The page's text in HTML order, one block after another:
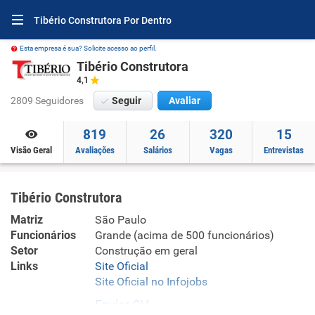
Tibério Construtora Por Dentro
Esta empresa é sua? Solicite acesso ao perfil.
Tibério Construtora
4,1
2809 Seguidores Seguir Avaliar
Visão Geral
819
Avaliações
26
Salários
320
Vagas
15
Entrevistas
Tibério Construtora
Matriz
São Paulo
Funcionários
Grande (acima de 500 funcionários)
Setor
Construção em geral
Links
Site Oficial
Site Oficial no Infojobs
Enviar CV